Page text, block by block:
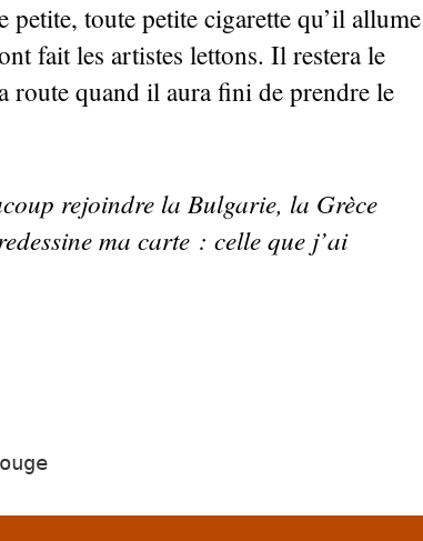
toute petite cigarette qu’il allume
fait les artistes lettons. Il restera le
route quand il aura fini de prendre le
rejoindre la Bulgarie, la Grèce
ma carte : celle que j’ai